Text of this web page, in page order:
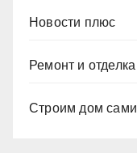
Новости плюс
Ремонт и отделка
Строим дом сами